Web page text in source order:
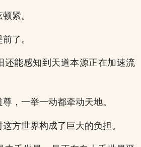
紧。
了。
还能感知到天道本源正在加速流
，一举一动都牵动天地。
方世界构成了巨大的负担。